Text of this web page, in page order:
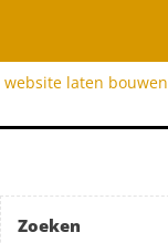
website laten bouwen
Zoeken